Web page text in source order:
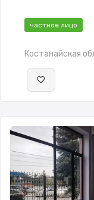
частное лицо
Костанайская